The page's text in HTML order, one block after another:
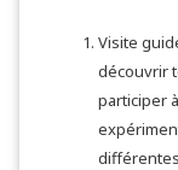
Visite
découvrir
participer